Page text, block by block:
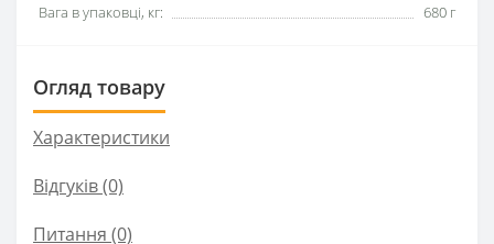
Вага в упаковці, кг:
680 г
Огляд товару
Характеристики
Відгуків (0)
Питання (0)